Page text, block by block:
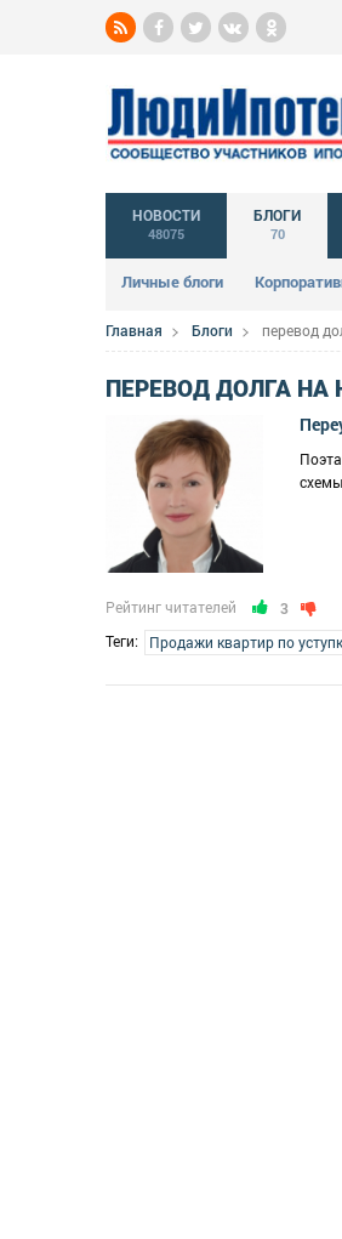
НОВОСТИ
48075
БЛОГИ
70
Личные блоги
Главная Блоги перевод
ПЕРЕВОД ДОЛГА НА
Рейтинг читателей 3
Теги:
Продажи квартир по